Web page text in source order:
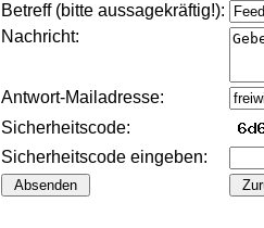
Betreff (bitte aussagekräftig!):
Nachricht:
Antwort-Mailadresse:
Sicherheitscode:
Sicherheitscode eingeben: